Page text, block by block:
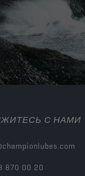
С НАМИ
870 00 20